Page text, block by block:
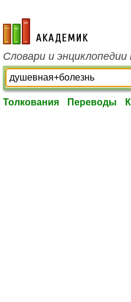
academic.ru
Словари и
Толкования Переводы